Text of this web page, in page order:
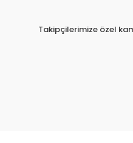
Takipçilerimize özel